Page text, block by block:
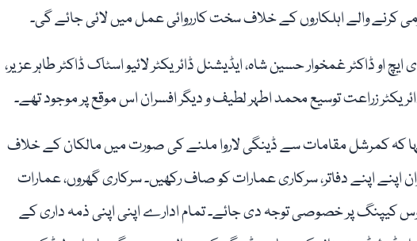
کرنے والے اہلکاروں کے خلاف سخت کارروائی عمل میں لائی جائے گی۔
او ڈاکٹر غمخوار حسین شاہ، ایڈیشنل ڈائریکٹر لائیو اسٹاک ڈاکٹر طاہر عزیر،
ڈائریکٹر زراعت توسیع محمد اطہر لطیف و دیگر افسران اس موقع پر موجود تھے۔
کہ کمرشل مقامات سے ڈینگی لاروا ملنے کی صورت میں مالکان کے خلاف
اپنے اپنے دفاتر، سرکاری عمارات کو صاف رکھیں۔ سرکاری گھروں، عمارات
پر خصوصی توجہ دی جائے۔ تمام ادارے اپنی اپنی ذمہ داری کے